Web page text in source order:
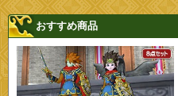
おすすめ商品